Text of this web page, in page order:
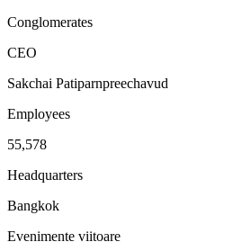
Conglomerates
CEO
Sakchai Patiparnpreechavud
Employees
55,578
Headquarters
Bangkok
Evenimente viitoare